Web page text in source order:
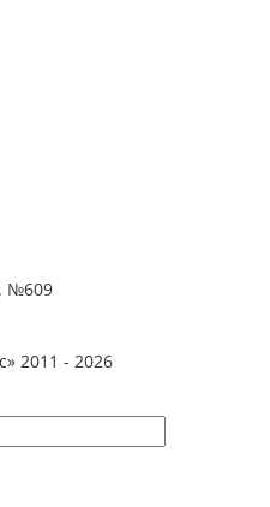
№609
2011 - 2026